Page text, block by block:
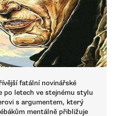
fatální novinářské
po letech ve stejnému stylu
s argumentem, který
mentálně přibližuje